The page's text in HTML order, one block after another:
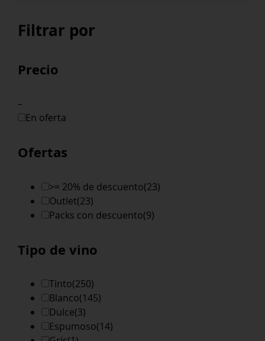
Filtrar por
Precio
–
En oferta
Ofertas
>= 20% de descuento(23)
Outlet(23)
Packs con descuento(9)
Tipo de vino
Tinto(250)
Blanco(145)
Dulce(3)
Espumoso(14)